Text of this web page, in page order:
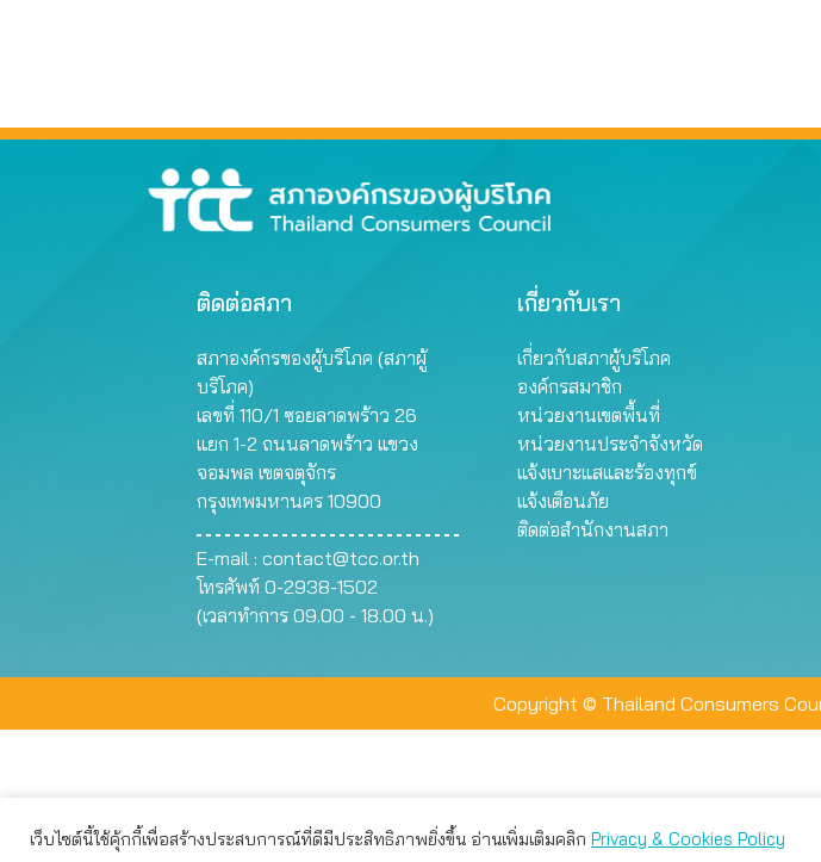
ติดต่อสภา
สภาองค์กรของผู้บริโภค (สภาผู้
บริโภค)
เลขที่ 110/1 ซอยลาดพร้าว 26
แยก 1-2 ถนนลาดพร้าว แขวง
จอมพล เขตจตุจักร
กรุงเทพมหานคร 10900
E-mail : contact@tcc.or.th
โทรศัพท์ 0-2938-1502
(เวลาทำการ 09.00 - 18.00 น.)
เกี่ยวกับเรา
เกี่ยวกับสภาผู้บริโภค
องค์กรสมาชิก
หน่วยงานเขตพื้นที่
หน่วยงานประจำจังหวัด
แจ้งเบาะแสและร้องทุกข์
แจ้งเตือนภัย
ติดต่อสำนักงานสภา
Copyright © Thailand Consumers
เว็บไซต์นี้ใช้คุ้กกี้เพื่อสร้างประสบการณ์ที่ดีมีประสิทธิภาพยิ่งขึ้น อ่านเพิ่มเติมคลิก Privacy & Cookies Policy
เว็บไซต์นี้ใช้คุกกี้เพื่อมอบประสบการณ์การใช้งานที่ดีให้แก่ท่าน คุณสามารถเลือกตั้งค่าความเป็นส่วน